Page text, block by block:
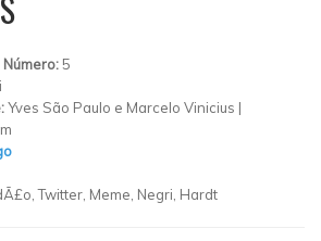
Número:5
Yves São Paulo e Marcelo Vinicius |
Twitter, Meme, Negri, Hardt